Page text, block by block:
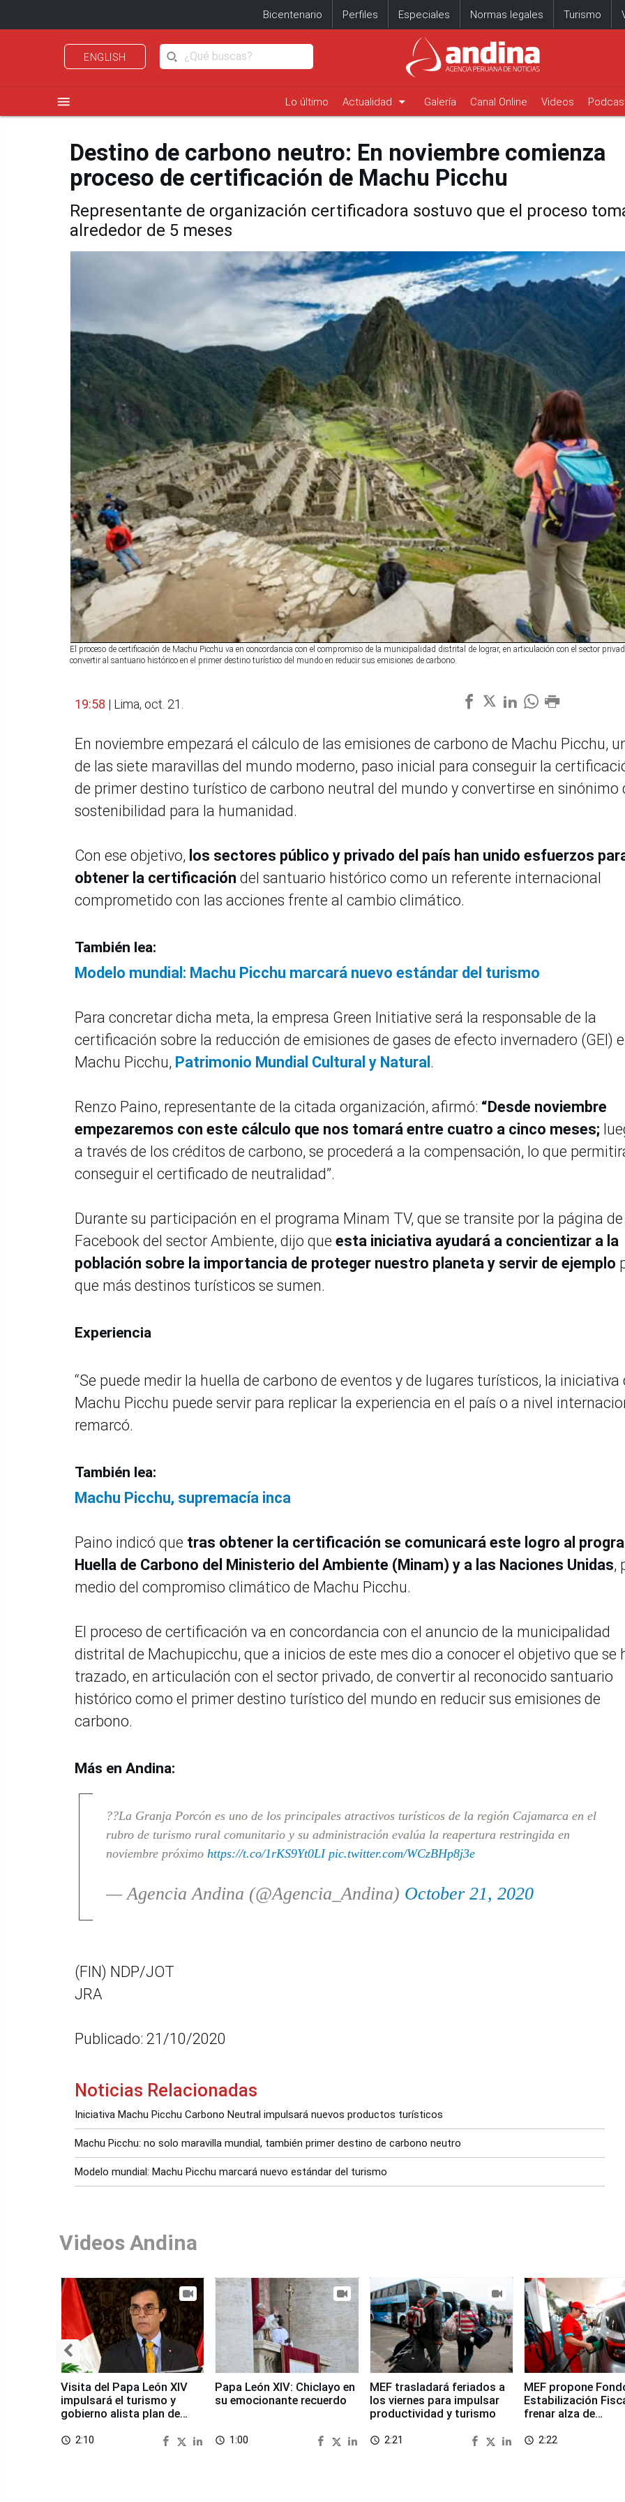
Bicentenario Perfiles Especiales Normas legales Turismo
ENGLISH
menu Lo último Actualidad arrow_drop_down Galería Canal Online Videos
Destino de carbono neutro: En noviembre comienza
proceso de certificación de Machu Picchu
Representante de organización certificadora sostuvo que el proceso
alrededor de 5 meses
El proceso de certificación de Machu Picchu va en concordancia con el compromiso de la municipalidad distrital de lograr, en articulación con el sector
convertir al santuario histórico en el primer destino turístico del mundo en reducir sus emisiones de carbono.
19:58 | Lima, oct. 21.
En noviembre empezará el cálculo de las emisiones de carbono de Machu Picchu,
de las siete maravillas del mundo moderno, paso inicial para conseguir la
de primer destino turístico de carbono neutral del mundo y convertirse en sinónimo
sostenibilidad para la humanidad.
Con ese objetivo, los sectores público y privado del país han unido esfuerzos
obtener la certificación del santuario histórico como un referente internacional
comprometido con las acciones frente al cambio climático.
También lea:
Modelo mundial: Machu Picchu marcará nuevo estándar del turismo
Para concretar dicha meta, la empresa Green Initiative será la responsable de la
certificación sobre la reducción de emisiones de gases de efecto invernadero (GEI)
Machu Picchu, Patrimonio Mundial Cultural y Natural .
Renzo Paino, representante de la citada organización, afirmó: “Desde noviembre
empezaremos con este cálculo que nos tomará entre cuatro a cinco meses;
a través de los créditos de carbono, se procederá a la compensación, lo que
conseguir el certificado de neutralidad”.
Durante su participación en el programa Minam TV, que se transite por la página de
Facebook del sector Ambiente, dijo que esta iniciativa ayudará a concientizar a la
población sobre la importancia de proteger nuestro planeta y servir de ejemplo
que más destinos turísticos se sumen.
Experiencia
“Se puede medir la huella de carbono de eventos y de lugares turísticos, la iniciativa
Machu Picchu puede servir para replicar la experiencia en el país o a nivel
remarcó.
También lea:
Machu Picchu, supremacía inca
Paino indicó que tras obtener la certificación se comunicará este logro al
Huella de Carbono del Ministerio del Ambiente (Minam) y a las Naciones Unidas,
medio del compromiso climático de Machu Picchu.
El proceso de certificación va en concordancia con el anuncio de la municipalidad
distrital de Machupicchu, que a inicios de este mes dio a conocer el objetivo que se
trazado, en articulación con el sector privado, de convertir al reconocido santuario
histórico como el primer destino turístico del mundo en reducir sus emisiones de
carbono.
Más en Andina:
??La Granja Porcón es uno de los principales atractivos turísticos de la región Cajamarca en el
rubro de turismo rural comunitario y su administración evalúa la reapertura restringida en
noviembre próximo https://t.co/1rKS9Yt0LI pic.twitter.com/WCzBHp8j3e
— Agencia Andina (@Agencia_Andina) October 21, 2020
(FIN) NDP/JOT
JRA
Publicado: 21/10/2020
Noticias Relacionadas
Iniciativa Machu Picchu Carbono Neutral impulsará nuevos productos turísticos
Machu Picchu: no solo maravilla mundial, también primer destino de carbono neutro
Modelo mundial: Machu Picchu marcará nuevo estándar del turismo
Videos Andina
Visita del Papa León XIV
impulsará el turismo y
gobierno alista plan de
access_time 2:10
Papa León XIV: Chiclayo en
su emocionante recuerdo
access_time 1:00
MEF trasladará feriados a
los viernes para impulsar
productividad y turismo
access_time 2:21
MEF propone
Estabilización
frenar alza de
access_time 2:22